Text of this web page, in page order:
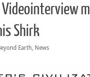
Videointerview
Shirk
Earth, News